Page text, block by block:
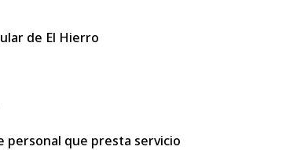
de El Hierro
personal que presta servicio